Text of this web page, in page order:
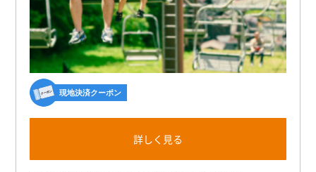
現地決済クーポン
詳しく見る